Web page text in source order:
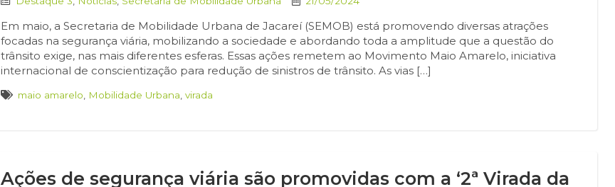
Em maio, a Secretaria de Mobilidade Urbana de Jacareí (SEMOB) está promovendo diversas atrações
focadas na segurança viária, mobilizando a sociedade e abordando toda a amplitude que a questão do
trânsito exige, nas mais diferentes esferas. Essas ações remetem ao Movimento Maio Amarelo, iniciativa
internacional de conscientização para redução de sinistros de trânsito. As vias […]
maio amarelo Mobilidade Urbana ,virada
Ações de segurança viária são promovidas com a ‘2ª Virada da